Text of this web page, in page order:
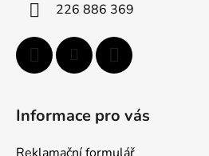
226 886 369
Informace pro vás